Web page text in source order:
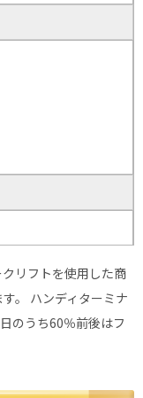
リフトを使用した商
。 ハンディターミナ
のうち60％前後はフ